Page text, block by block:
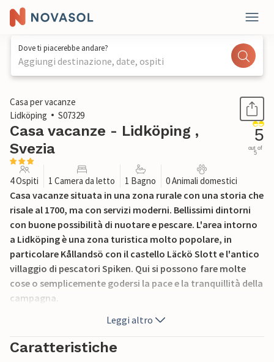
Dove ti piacerebbe andare?
Aggiungi destinazione, date, ospiti
1 / 18
Casa per vacanze
Lidköping
S07329
Casa vacanze - Lidköping ,
Svezia
5
out of
5
4 Ospiti 1 Camera da letto 1 Bagno 0 Animali domestici
Casa vacanze situata in una zona rurale con una storia che
risale al 1700, ma con servizi moderni. Bellissimi dintorni
con buone possibilità di nuotare e pescare. L'area intorno
a Lidköping è una zona turistica molto popolare, in
particolare Kållandsö con il castello Läckö Slott e l'antico
villaggio di pescatori Spiken. Qui si possono fare molte
cose o semplicemente godersi la pace e la tranquillità della
campagna.
Leggi altro
Caratteristiche